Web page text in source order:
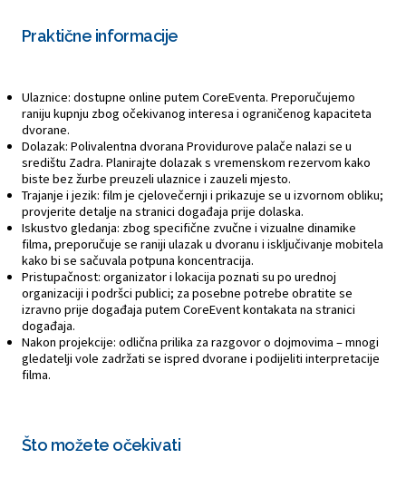
Praktične informacije
Ulaznice: dostupne online putem CoreEventa. Preporučujemo
raniju kupnju zbog očekivanog interesa i ograničenog kapaciteta
dvorane.
Dolazak: Polivalentna dvorana Providurove palače nalazi se u
središtu Zadra. Planirajte dolazak s vremenskom rezervom kako
biste bez žurbe preuzeli ulaznice i zauzeli mjesto.
Trajanje i jezik: film je cjelovečernji i prikazuje se u izvornom obliku;
provjerite detalje na stranici događaja prije dolaska.
Iskustvo gledanja: zbog specifične zvučne i vizualne dinamike
filma, preporučuje se raniji ulazak u dvoranu i isključivanje mobitela
kako bi se sačuvala potpuna koncentracija.
Pristupačnost: organizator i lokacija poznati su po urednoj
organizaciji i podršci publici; za posebne potrebe obratite se
izravno prije događaja putem CoreEvent kontakata na stranici
događaja.
Nakon projekcije: odlična prilika za razgovor o dojmovima – mnogi
gledatelji vole zadržati se ispred dvorane i podijeliti interpretacije
filma.
Što možete očekivati